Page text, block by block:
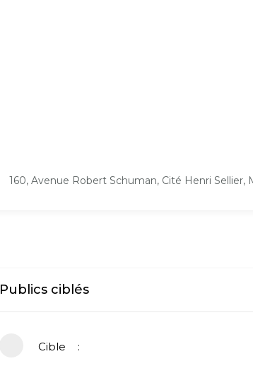
160, Avenue Robert Schuman, Cité Henri
Publics ciblés
Cible